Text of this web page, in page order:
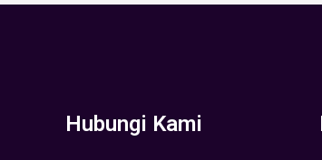
Hubungi Kami